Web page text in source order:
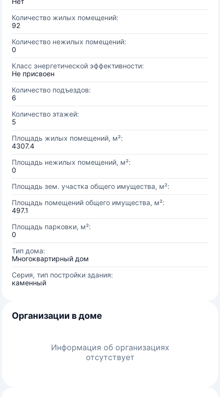
Количество жилых помещений:
92
Количество нежилых помещений:
0
Класс энергетической эффективности:
Не присвоен
Количество подъездов:
6
Количество этажей:
5
Площадь жилых помещений, м²:
4307.4
Площадь нежилых помещений, м²:
0
Площадь зем. участка общего имущества, м²:
Площадь помещений общего имущества, м²:
497.1
Площадь парковки, м²:
0
Тип дома:
Многоквартирный дом
Серия, тип постройки здания:
каменный
Организации в доме
Информация об организациях
отсутствует